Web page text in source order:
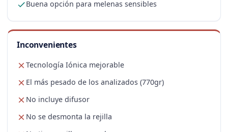
Buena opción para melenas sensibles
Inconvenientes
Tecnología Iónica mejorable
El más pesado de los analizados (770gr)
No incluye difusor
No se desmonta la rejilla